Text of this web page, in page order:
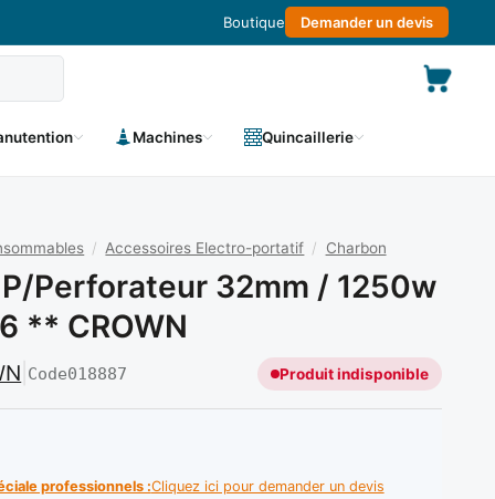
Boutique Demander un devis
Machines Quincaillerie
/ Accessoires Electro-portatif / Charbon
perforateur 32mm / 1250w
** CROWN
Code018887 Produit indisponible
professionnels :Cliquez ici pour demander un devis